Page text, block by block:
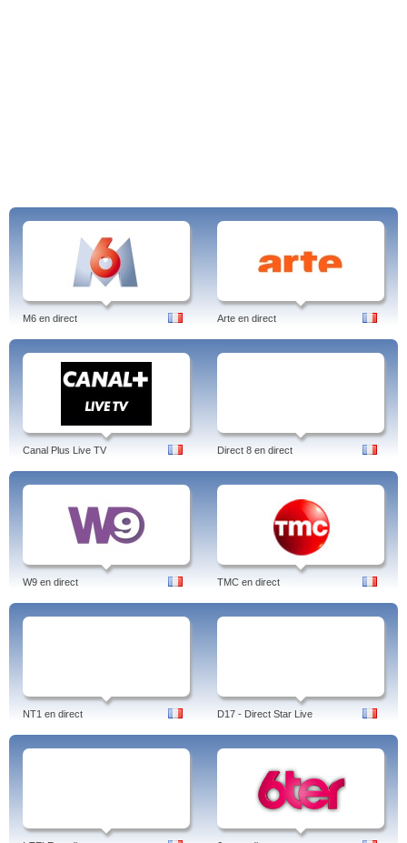
M6 en direct Arte en direct
Canal Plus Live TV Direct 8 en direct
W9 en direct TMC en direct
NT1 en direct D17 - Direct Star Live